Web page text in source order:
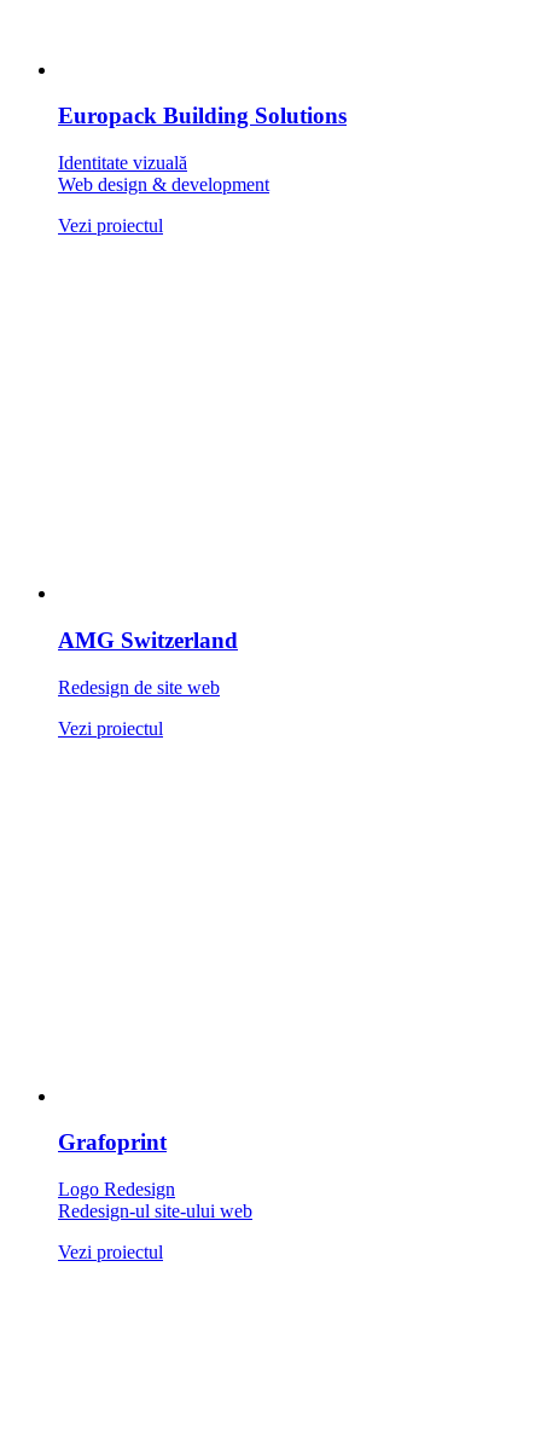
Europack Building Solutions
Identitate vizuală
Web design & development
Vezi proiectul
AMG Switzerland
Redesign de site web
Vezi proiectul
Grafoprint
Logo Redesign
Redesign-ul site-ului web
Vezi proiectul